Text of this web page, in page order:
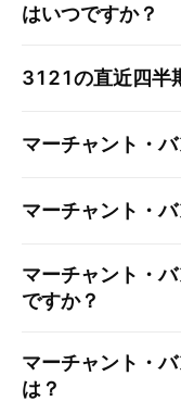
はいつですか？
3121の直近四半
マーチャント・
マーチャント・
マーチャント・
ですか？
マーチャント・
は？